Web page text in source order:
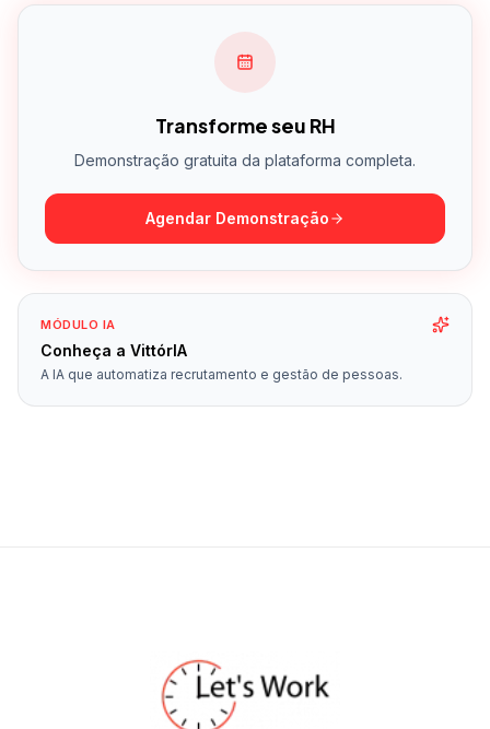
Transforme seu RH
Demonstração gratuita da plataforma completa.
Agendar Demonstração
MÓDULO IA
Conheça a VittórIA
A IA que automatiza recrutamento e gestão de pessoas.